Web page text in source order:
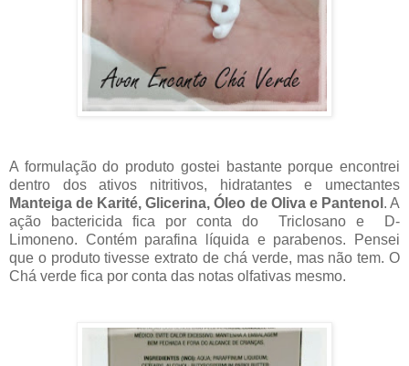
A formulação do produto gostei bastante porque encontrei
dentro dos ativos nitritivos, hidratantes e umectantes
Manteiga de Karité, Glicerina, Óleo de Oliva e Pantenol . A
ação bactericida fica por conta do Triclosano e D-
Limoneno. Contém parafina líquida e parabenos. Pensei
que o produto tivesse extrato de chá verde, mas não tem. O
Chá verde fica por conta das notas olfativas mesmo.